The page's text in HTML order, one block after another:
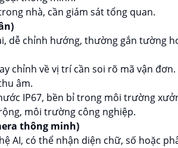
nhà, cần giám sát tổng quan.
dễ chỉnh hướng, thường gắn tường
chỉnh về vị trí cần soi rõ mã vận đơn.
âm.
IP67, bền bỉ trong môi trường
môi trường công nghiệp.
thông minh)
AI, có thể nhận diện chữ, số hoặc